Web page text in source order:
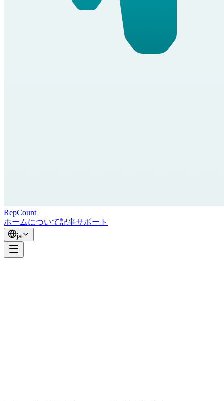
RepCount
ホームについて記事サポート
ja